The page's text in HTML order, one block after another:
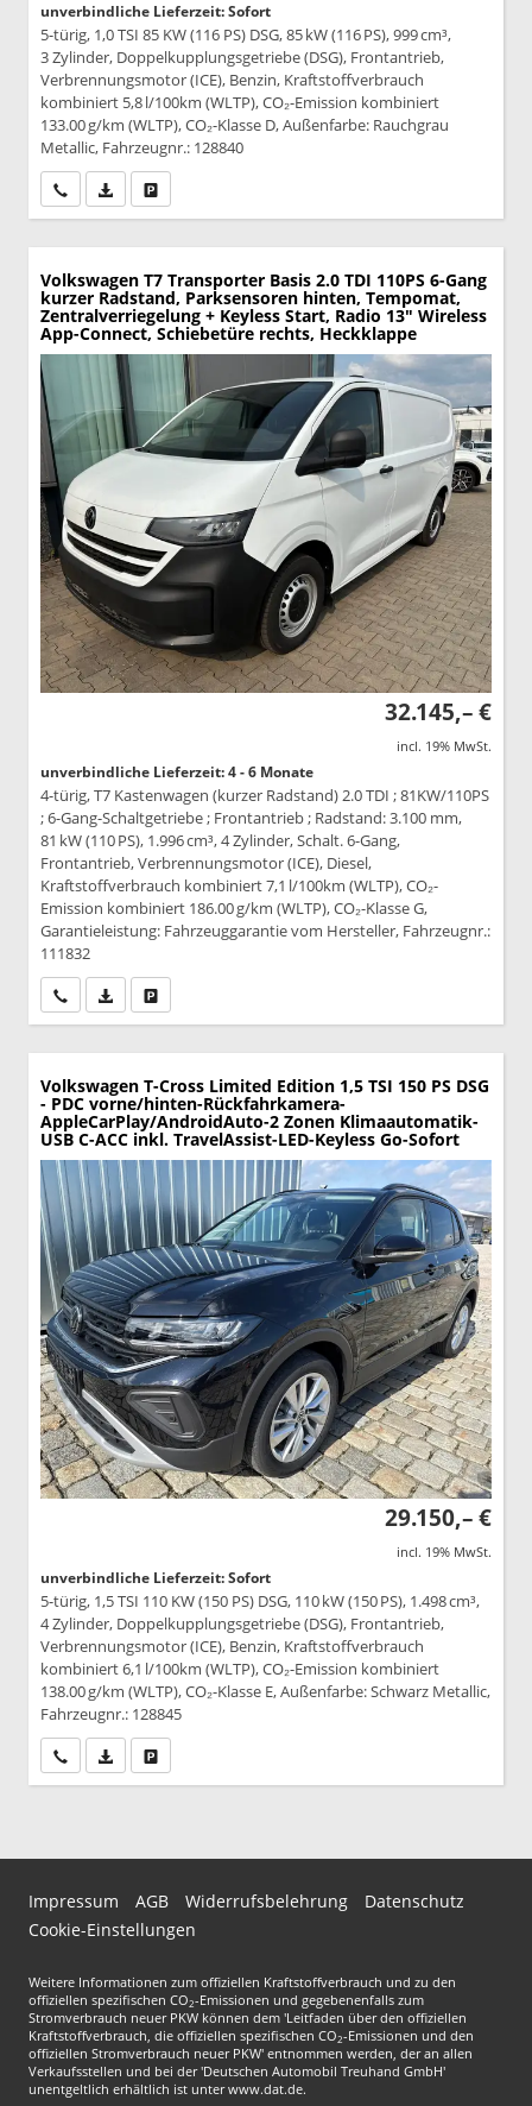
unverbindliche Lieferzeit: Sofort
5-türig, 1,0 TSI 85 KW (116 PS) DSG, 85 kW (116 PS), 999 cm³,
3 Zylinder, Doppelkupplungsgetriebe (DSG), Frontantrieb,
Verbrennungsmotor (ICE), Benzin, Kraftstoffverbrauch
kombiniert 5,8 l/100km (WLTP), CO₂-Emission kombiniert
133.00 g/km (WLTP), CO₂-Klasse D, Außenfarbe: Rauchgrau
Metallic, Fahrzeugnr.: 128840
Wir rufen Sie anPDF-Datei, Fahrzeugexposé drucken
Volkswagen T7 Transporter Basis 2.0 TDI 110PS 6-Gang
kurzer Radstand, Parksensoren hinten, Tempomat,
Zentralverriegelung + Keyless Start, Radio 13" Wireless
App-Connect, Schiebetüre rechts, Heckklappe
32.145,– €
incl. 19% MwSt.
unverbindliche Lieferzeit: 4 - 6 Monate
4-türig, T7 Kastenwagen (kurzer Radstand) 2.0 TDI ; 81KW/110PS
; 6-Gang-Schaltgetriebe ; Frontantrieb ; Radstand: 3.100 mm,
81 kW (110 PS), 1.996 cm³, 4 Zylinder, Schalt. 6-Gang,
Frontantrieb, Verbrennungsmotor (ICE), Diesel,
Kraftstoffverbrauch kombiniert 7,1 l/100km (WLTP), CO₂-
Emission kombiniert 186.00 g/km (WLTP), CO₂-Klasse G,
Garantieleistung: Fahrzeuggarantie vom Hersteller, Fahrzeugnr.:
111832
Wir rufen Sie anPDF-Datei, Fahrzeugexposé drucken
Volkswagen T-Cross Limited Edition 1,5 TSI 150 PS DSG
- PDC vorne/hinten-Rückfahrkamera-
AppleCarPlay/AndroidAuto-2 Zonen Klimaautomatik-
USB C-ACC inkl. TravelAssist-LED-Keyless Go-Sofort
29.150,– €
incl. 19% MwSt.
unverbindliche Lieferzeit: Sofort
5-türig, 1,5 TSI 110 KW (150 PS) DSG, 110 kW (150 PS), 1.498 cm³,
4 Zylinder, Doppelkupplungsgetriebe (DSG), Frontantrieb,
Verbrennungsmotor (ICE), Benzin, Kraftstoffverbrauch
kombiniert 6,1 l/100km (WLTP), CO₂-Emission kombiniert
138.00 g/km (WLTP), CO₂-Klasse E, Außenfarbe: Schwarz Metallic,
Fahrzeugnr.: 128845
Wir rufen Sie anPDF-Datei, Fahrzeugexposé drucken
Impressum AGB Widerrufsbelehrung
Datenschutz
Cookie-Einstellungen
Weitere Informationen zum offiziellen Kraftstoffverbrauch und zu den
offiziellen spezifischen CO2-Emissionen und gegebenenfalls zum
Stromverbrauch neuer PKW können dem 'Leitfaden über den offiziellen
Kraftstoffverbrauch, die offiziellen spezifischen CO2-Emissionen und den
offiziellen Stromverbrauch neuer PKW' entnommen werden, der an allen
Verkaufsstellen und bei der 'Deutschen Automobil Treuhand GmbH'
unentgeltlich erhältlich ist unter www.dat.de.